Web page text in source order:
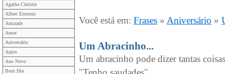
Agatha Christie
Albert Einstein
Amizade
Amor
Aniversário
Anjos
Ano Novo
Bom Dia
Você está em: Frases » Aniversário »
Um Abracinho...
Um abracinho pode dizer tantas coisas